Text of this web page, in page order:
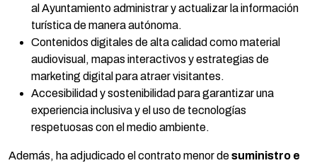
al Ayuntamiento administrar y actualizar la información
turística de manera autónoma.
Contenidos digitales de alta calidad como material
audiovisual, mapas interactivos y estrategias de
marketing digital para atraer visitantes.
Accesibilidad y sostenibilidad para garantizar una
experiencia inclusiva y el uso de tecnologías
respetuosas con el medio ambiente.
Además, ha adjudicado el contrato menor desuministro e